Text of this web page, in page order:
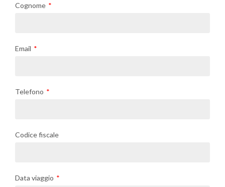
Cognome
Email
Telefono
Codice fiscale
Data viaggio